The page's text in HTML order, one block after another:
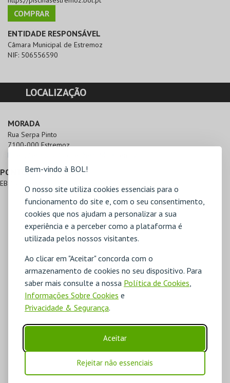
Bem-vindo à BOL!
O nosso site utiliza cookies essenciais para o
funcionamento do site e, com o seu consentimento,
cookies que nos ajudam a personalizar a sua
experiência e a perceber como a plataforma é
utilizada pelos nossos visitantes.
Ao clicar em "Aceitar" concorda com o
armazenamento de cookies no seu dispositivo. Para
saber mais consulte a nossa Política de Cookies,
Informações Sobre Cookies e
Privacidade & Segurança.
Aceitar
Rejeitar não essenciais
COMPRAR
ENTIDADE RESPONSÁVEL
Câmara Municipal de Estremoz
NIF: 506556590
LOCALIZAÇÃO
MORADA
Rua Serpa Pinto
7100-000 Estremoz
Direcções para Parque Desp. M. Estremoz
PONTOS DE REFERÊNCIA
EB 1 Caldeiro